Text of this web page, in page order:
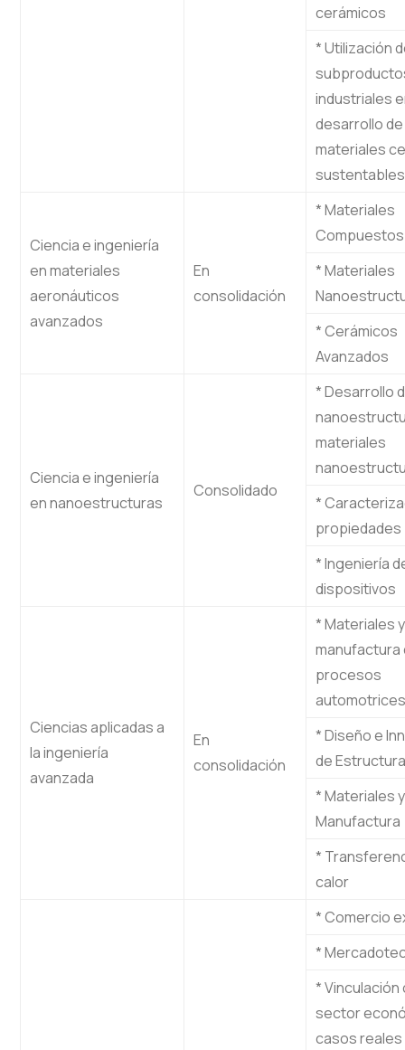
cerámicos
* Utilización
industriales
desarrollo de
materiales
sustentables
Ciencia e ingeniería
en materiales
aeronáuticos
avanzados
En
consolidación
* Materiales
Compuestos
* Materiales
* Cerámicos
Avanzados
Ciencia e ingeniería
en nanoestructuras
Consolidado
* Desarrollo
materiales
*
propiedades
* Ingeniería
dispositivos
Ciencias aplicadas a
la ingeniería
avanzada
En
consolidación
* Materiales y
manufactura
procesos
automotrices
* Diseño e
de
* Materiales y
Manufactura
*
calor
* Comercio
*
* Vinculación
sector
casos reales